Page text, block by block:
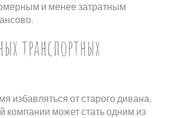
и менее затратным
транспортных
избавляться от старого дивана,
компании может стать одним из